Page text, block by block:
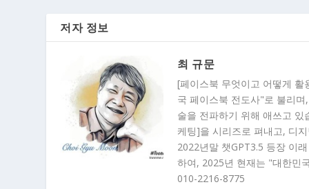
저자 정보
최 규문
[페이스북 무엇이고 어떻게
국 페이스북 전도사"로 불리
술을 전파하기 위해 애쓰고
케팅]을 시리즈로 펴내고, 디
2022년말 챗GPT3.5 등장 이
하여, 2025년 현재는 "대한민
010-2216-8775